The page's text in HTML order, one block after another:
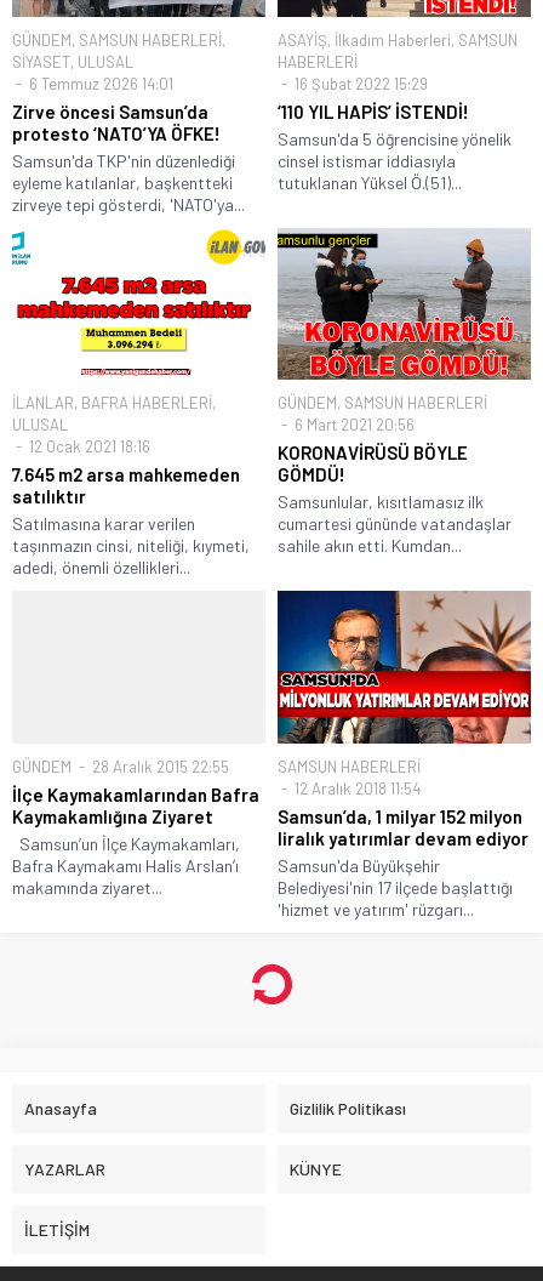
GÜNDEM, SAMSUN HABERLERİ,
SİYASET, ULUSAL
6 Temmuz 2026 14:01
Zirve öncesi Samsun’da
protesto ‘NATO’YA ÖFKE!
Samsun'da TKP'nin düzenlediği
eyleme katılanlar, başkentteki
zirveye tepi gösterdi, 'NATO'ya...
ASAYİŞ, İlkadım Haberleri, SAMSUN
HABERLERİ
16 Şubat 2022 15:29
‘110 YIL HAPİS’ İSTENDİ!
Samsun'da 5 öğrencisine yönelik
cinsel istismar iddiasıyla
tutuklanan Yüksel Ö.(51)...
İLANLAR, BAFRA HABERLERİ,
ULUSAL
12 Ocak 2021 18:16
7.645 m2 arsa mahkemeden
satılıktır
Satılmasına karar verilen
taşınmazın cinsi, niteliği, kıymeti,
adedi, önemli özellikleri...
GÜNDEM, SAMSUN HABERLERİ
6 Mart 2021 20:56
KORONAVİRÜSÜ BÖYLE
GÖMDÜ!
Samsunlular, kısıtlamasız ilk
cumartesi gününde vatandaşlar
sahile akın etti. Kumdan...
GÜNDEM 28 Aralık 2015 22:55
İlçe Kaymakamlarından Bafra
Kaymakamlığına Ziyaret
Samsun’un İlçe Kaymakamları,
Bafra Kaymakamı Halis Arslan’ı
makamında ziyaret...
SAMSUN HABERLERİ
12 Aralık 2018 11:54
Samsun’da, 1 milyar 152 milyon
liralık yatırımlar devam ediyor
Samsun'da Büyükşehir
Belediyesi'nin 17 ilçede başlattığı
'hizmet ve yatırım' rüzgarı...
Anasayfa Gizlilik Politikası
YAZARLAR KÜNYE
İLETİŞİM